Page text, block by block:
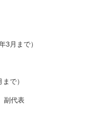
月まで）
で）
副代表